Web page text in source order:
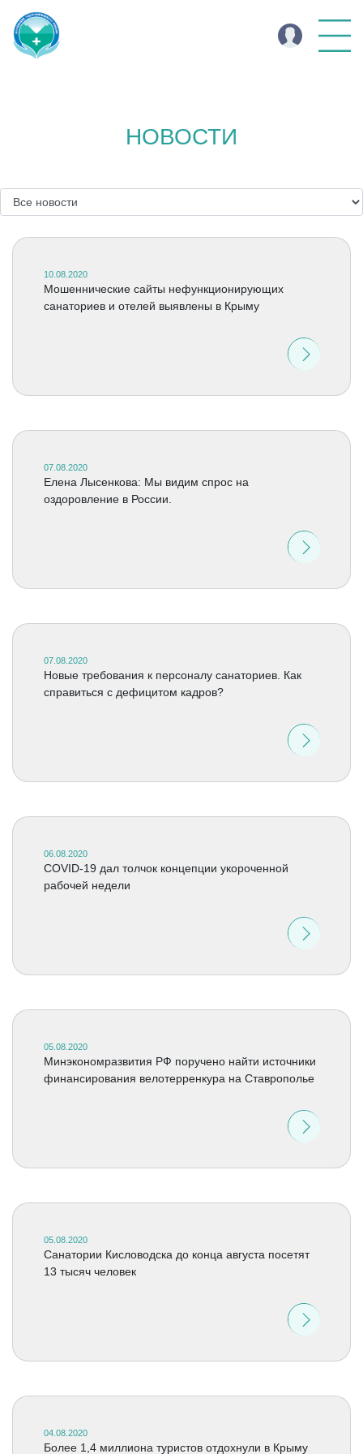
НОВОСТИ
10.08.2020
Мошеннические сайты нефункционирующих
санаториев и отелей выявлены в Крыму
07.08.2020
Елена Лысенкова: Мы видим спрос на
оздоровление в России.
07.08.2020
Новые требования к персоналу санаториев. Как
справиться с дефицитом кадров?
06.08.2020
COVID-19 дал толчок концепции укороченной
рабочей недели
05.08.2020
Минэкономразвития РФ поручено найти источники
финансирования велотерренкура на Ставрополье
05.08.2020
Санатории Кисловодска до конца августа посетят
13 тысяч человек
04.08.2020
Более 1,4 миллиона туристов отдохнули в Крыму